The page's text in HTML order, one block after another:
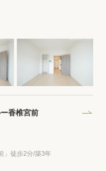
香椎宮前
」徒歩2分/築3年